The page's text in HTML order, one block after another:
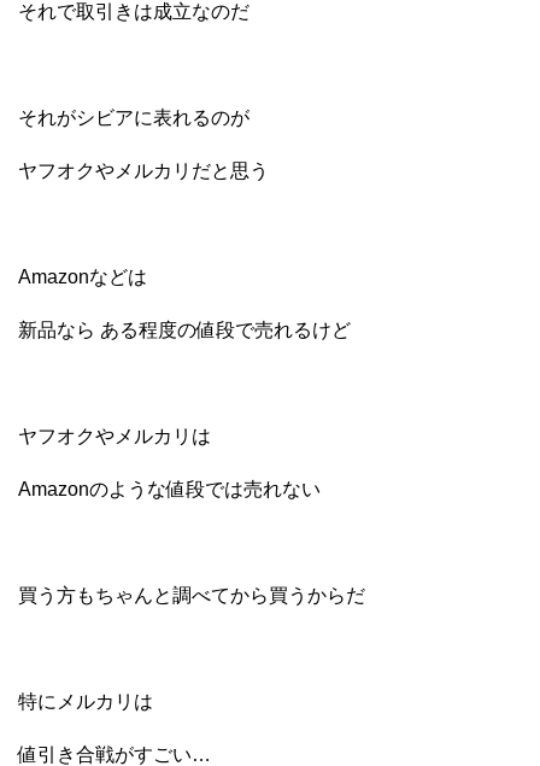
それで取引きは成立なのだ
それがシビアに表れるのが
ヤフオクやメルカリだと思う
Amazonなどは
新品なら ある程度の値段で売れるけど
ヤフオクやメルカリは
Amazonのような値段では売れない
買う方もちゃんと調べてから買うからだ
特にメルカリは
値引き合戦がすごい…